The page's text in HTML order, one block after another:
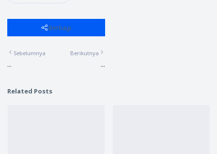
Berbagi
Sebelumnya
...
Berikutnya
...
Related Posts